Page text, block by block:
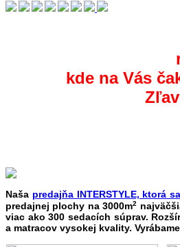
kde na Vás
Naša predajňa INTERSTYLE, ktorá
predajnej plochy na 3000m2
viac ako 300 sedacích súprav.
a matracov vysokej kvality.